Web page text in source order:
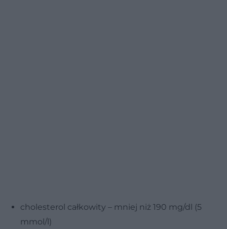
cholesterol całkowity – mniej niż 190 mg/dl (5
mmol/l)